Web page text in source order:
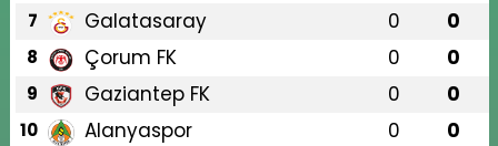
7 Galatasaray 0 0
8 Çorum FK 0 0
9 Gaziantep FK 0 0
10 Alanyaspor 0 0